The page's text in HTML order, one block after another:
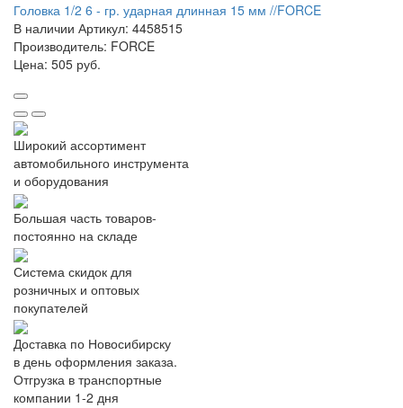
Головка 1/2 6 - гр. ударная длинная 15 мм //FORCE
В наличии Артикул: 4458515
Производитель: FORCE
Цена: 505 руб.
Широкий ассортимент
автомобильного инструмента
и оборудования
Большая часть товаров-
постоянно на складе
Система скидок для
розничных и оптовых
покупателей
Доставка по Новосибирску
в день оформления заказа.
Отгрузка в транспортные
компании 1-2 дня